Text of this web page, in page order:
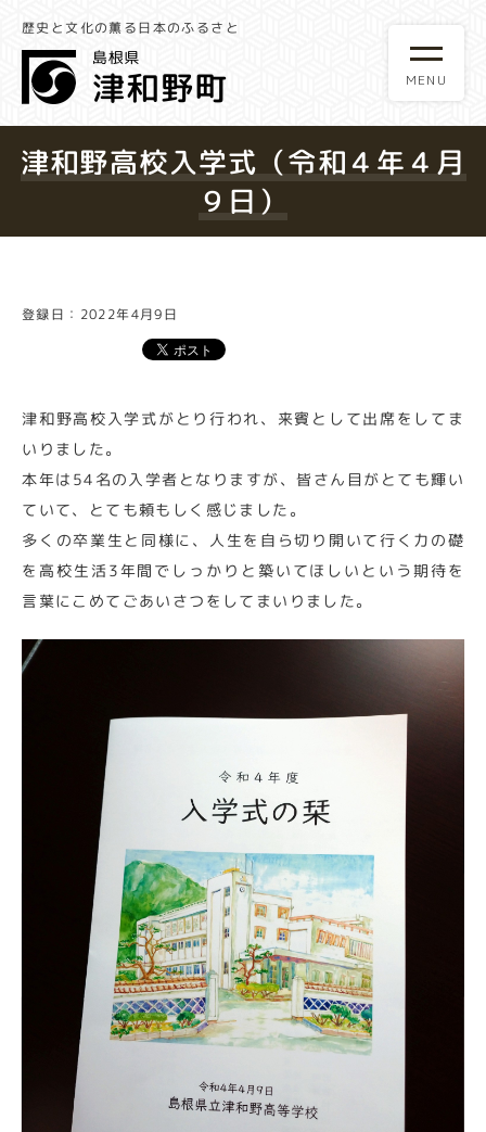
歴史と文化の薫る日本のふるさと
津和野高校入学式（令和４年４月
９日）
登録日：2022年4月9日
津和野高校入学式がとり行われ、来賓として出席をしてま
いりました。
本年は54名の入学者となりますが、皆さん目がとても輝い
ていて、とても頼もしく感じました。
多くの卒業生と同様に、人生を自ら切り開いて行く力の礎
を高校生活3年間でしっかりと築いてほしいという期待を
言葉にこめてごあいさつをしてまいりました。